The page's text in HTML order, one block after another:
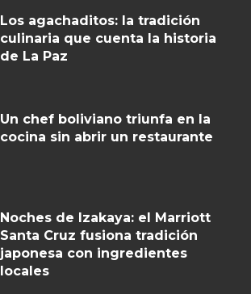
Los agachaditos: la tradición
culinaria que cuenta la historia
de La Paz
Un chef boliviano triunfa en la
cocina sin abrir un restaurante
Noches de Izakaya: el Marriott
Santa Cruz fusiona tradición
japonesa con ingredientes
locales